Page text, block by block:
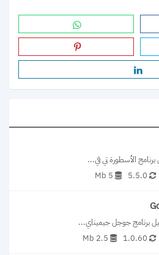
الأسطورة تي في...
5.5.0
5 Mb
برنامج جوجل جيميناي...
1.0.60
2.5 Mb